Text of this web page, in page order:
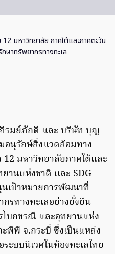
มหาวิทยาลัย ภาคใต้และภาคตะวัน
าทรัพยากรทางทะเล
รมย์ภักดี และ บริษัท บุญ
อนุรักษ์สิ่งแวดล้อมทาง
มหาวิทยาลัยภาคใต้และ
านแห่งชาติ และ SDG
เป้าหมายการพัฒนาที่
รทางทะเลอย่างยั่งยืน
โบกขรณี และอุทยานแห่ง
พีพี จ.กระบี่ ซึ่งเป็นแหล่ง
บบนิเวศในท้องทะเลไทย